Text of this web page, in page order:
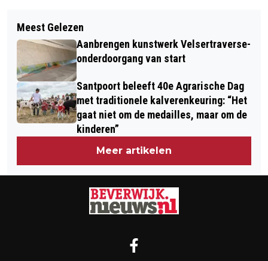
VERMISTE EN GEVONDEN DIEREN
DIERENAMBULANCE KENNEMERLAND
EN AMIVEDI 02/03/2025
THE CARE FAIR WERKCENTRUM ZKIJ
OP NOVA CAMPUS HAARLEM
Meest Gelezen
Aanbrengen kunstwerk Velsertraverse-
onderdoorgang van start
Santpoort beleeft 40e Agrarische Dag
met traditionele kalverenkeuring: “Het
gaat niet om de medailles, maar om de
kinderen”
Meer artikelen